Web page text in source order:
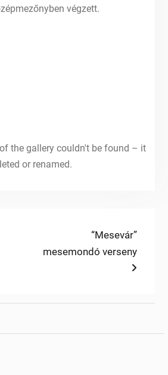
végzett.
the gallery couldn't be found – it
or renamed.
Next
post:
“Mesevár”
mesemondó verseny